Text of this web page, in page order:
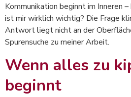
Kommunikation beginnt im Inneren
ist mir wirklich wichtig? Die Frage
Antwort liegt nicht an der
Spurensuche zu meiner Arbeit.
Wenn alles zu
beginnt